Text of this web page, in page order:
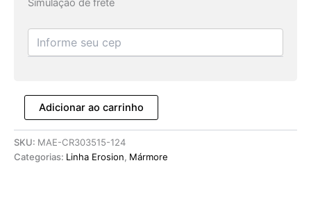
Adicionar ao carrinho
SKU: MAE-CR303515-124
Categorias: Linha Erosion, Mármore